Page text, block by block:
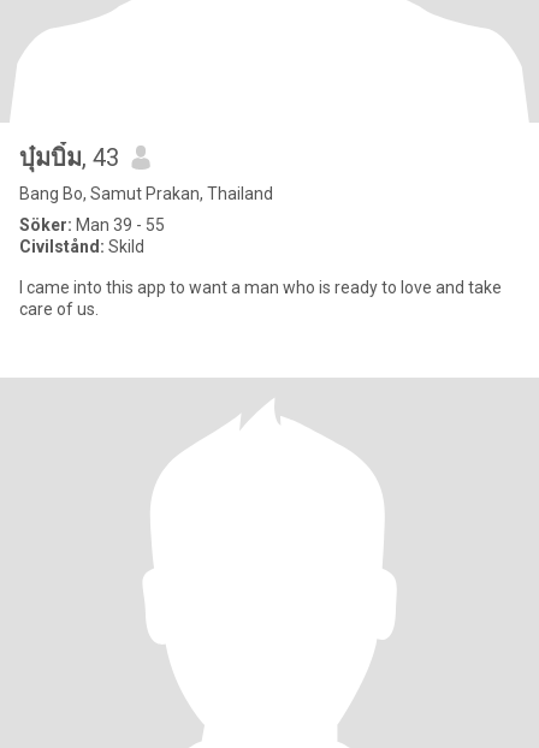
บุ๋มบิ๋ม, 43
Bang Bo, Samut Prakan, Thailand
Söker: Man 39 - 55
Civilstånd: Skild
I came into this app to want a man who is ready to love and take
care of us.